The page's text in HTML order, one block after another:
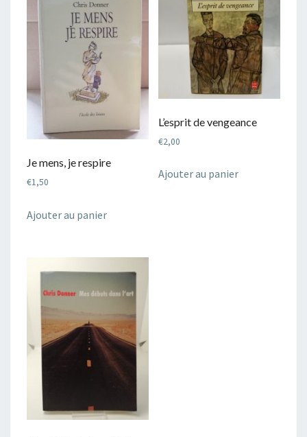
au
Je mens, je respire
€1,50
Ajouter au panier
L’esprit de vengeance
€2,00
Ajouter au panier